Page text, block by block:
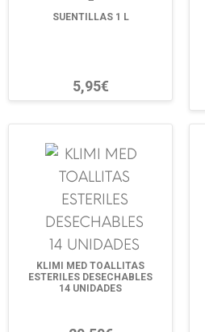
SUENTILLAS 1 L
5,95€
KLIMI MED TOALLITAS
ESTERILES DESECHABLES
14 UNIDADES